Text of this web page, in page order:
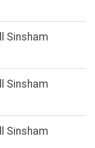
Sinsham
Sinsham
Sinsham